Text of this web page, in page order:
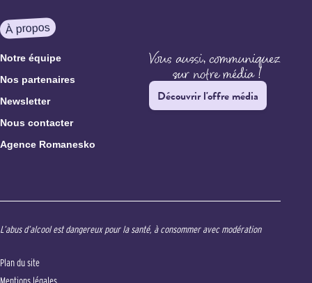
À propos
Notre équipe
Nos partenaires
Newsletter
Nous contacter
Agence Romanesko
Découvrir l'offre média
L’abus d’alcool est dangereux pour la santé, à consommer avec modération
Plan du site